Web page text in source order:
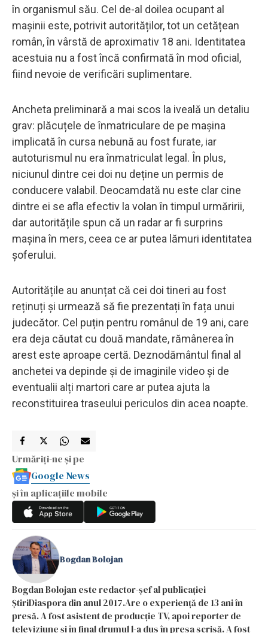
în organismul său. Cel de-al doilea ocupant al
mașinii este, potrivit autorităților, tot un cetățean
român, în vârstă de aproximativ 18 ani. Identitatea
acestuia nu a fost încă confirmată în mod oficial,
fiind nevoie de verificări suplimentare.
Ancheta preliminară a mai scos la iveală un detaliu
grav: plăcuțele de înmatriculare de pe mașina
implicată în cursa nebună au fost furate, iar
autoturismul nu era înmatriculat legal. În plus,
niciunul dintre cei doi nu deține un permis de
conducere valabil. Deocamdată nu este clar cine
dintre ei se afla efectiv la volan în timpul urmăririi,
dar autoritățile spun că un radar ar fi surprins
mașina în mers, ceea ce ar putea lămuri identitatea
șoferului.
Autoritățile au anunțat că cei doi tineri au fost
reținuți și urmează să fie prezentați în fața unui
judecător. Cel puțin pentru românul de 19 ani, care
era deja căutat cu două mandate, rămânerea în
arest este aproape certă. Deznodământul final al
anchetei va depinde și de imaginile video și de
eventualii alți martori care ar putea ajuta la
reconstituirea traseului periculos din acea noapte.
Urmăriți-ne și pe
Google News
și în aplicațiile mobile
Bogdan Bolojan
Bogdan Bolojan este redactor-șef al publicației
ȘtiriDiaspora din anul 2017.Are o experiență de 13 ani în
presă. A fost asistent de producție TV, apoi reporter de
televiziune și în final drumul l-a dus în presa scrisă. A fost